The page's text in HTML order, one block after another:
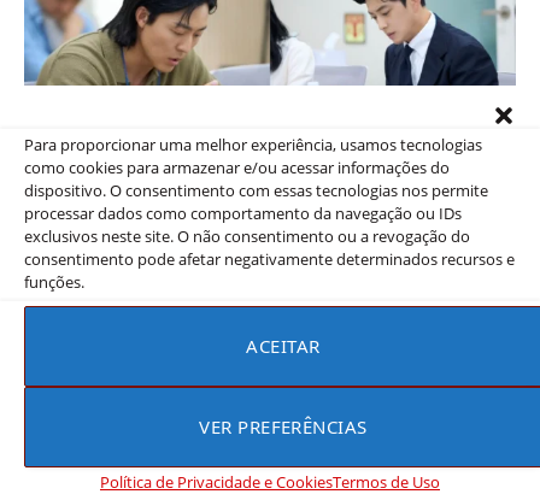
Para proporcionar uma melhor experiência, usamos tecnologias
como cookies para armazenar e/ou acessar informações do
dispositivo. O consentimento com essas tecnologias nos permite
processar dados como comportamento da navegação ou IDs
exclusivos neste site. O não consentimento ou a revogação do
consentimento pode afetar negativamente determinados recursos e
funções.
ACEITAR
VER PREFERÊNCIAS
Política de Privacidade e CookiesTermos de Uso
Uma Adaptação de Sucesso
As You Stood Byé baseado no romance de Hideo
Okuda, “Naomi e Kanako”, uma obra que conquistou
aclamação pela maneira brilhante com que retrata o
violência. A adaptação promete não apenas honrar a
complexidade do livro, mas também trazer uma nova
perspectiva, reforçada pelo elenco talentoso e pela